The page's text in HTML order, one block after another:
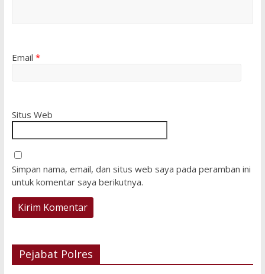
Email *
Situs Web
Simpan nama, email, dan situs web saya pada peramban ini
untuk komentar saya berikutnya.
Pejabat Polres